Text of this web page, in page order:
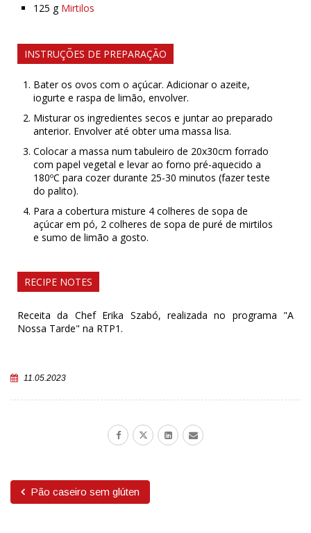
125 g Mirtilos
INSTRUÇÕES DE PREPARAÇÃO
Bater os ovos com o açúcar. Adicionar o azeite,
iogurte e raspa de limão, envolver.
Misturar os ingredientes secos e juntar ao preparado
anterior. Envolver até obter uma massa lisa.
Colocar a massa num tabuleiro de 20x30cm forrado
com papel vegetal e levar ao forno pré-aquecido a
180ºC para cozer durante 25-30 minutos (fazer teste
do palito).
Para a cobertura misture 4 colheres de sopa de
açúcar em pó, 2 colheres de sopa de puré de mirtilos
e sumo de limão a gosto.
RECIPE NOTES
Receita da Chef Erika Szabó, realizada no programa "A
Nossa Tarde" na RTP1.
11.05.2023
Pão caseiro sem glúten